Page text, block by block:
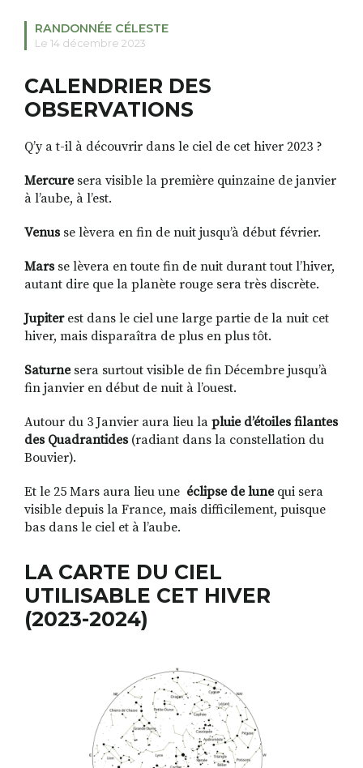
S'INSCRIRE À LA NEWSLETTER
FACEBOOKINSTAGRAM
RANDONNÉE CÉLESTE
Le 14 décembre 2023
CALENDRIER DES
OBSERVATIONS
Q’y a t-il à découvrir dans le ciel de cet hiver 2023 ?
Mercuresera visible la première quinzaine de janvier
à l’aube, à l’est.
Venusse lèvera en fin de nuit jusqu’à début février.
Marsse lèvera en toute fin de nuit durant tout l’hiver,
autant dire que la planète rouge sera très discrète.
Jupiterest dans le ciel une large partie de la nuit cet
hiver, mais disparaîtra de plus en plus tôt.
Saturnesera surtout visible de fin Décembre jusqu’à
fin janvier en début de nuit à l’ouest.
Autour du 3 Janvier aura lieu la pluie d’étoiles filantes
des Quadrantides(radiant dans la constellation du
Bouvier).
Et le 25 Mars aura lieu une éclipse de lune qui sera
visible depuis la France, mais difficilement, puisque
bas dans le ciel et à l’aube.
LA CARTE DU CIEL
UTILISABLE CET HIVER
(2023-2024)